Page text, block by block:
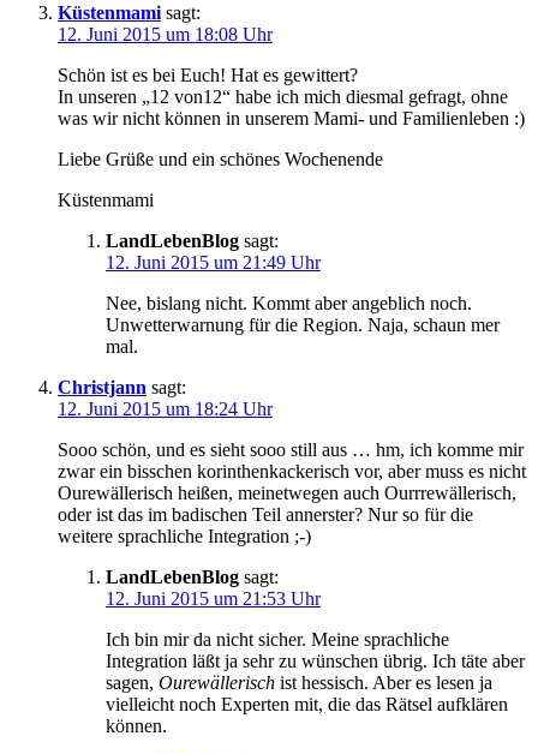
Küstenmami sagt:
12. Juni 2015 um 18:08 Uhr
Schön ist es bei Euch! Hat es gewittert?
In unseren „12 von12“ habe ich mich diesmal gefragt, ohne
was wir nicht können in unserem Mami- und Familienleben :)
Liebe Grüße und ein schönes Wochenende
Küstenmami
LandLebenBlog sagt:
12. Juni 2015 um 21:49 Uhr
Nee, bislang nicht. Kommt aber angeblich noch.
Unwetterwarnung für die Region. Naja, schaun mer
mal.
Christjann sagt:
12. Juni 2015 um 18:24 Uhr
Sooo schön, und es sieht sooo still aus … hm, ich komme mir
zwar ein bisschen korinthenkackerisch vor, aber muss es nicht
Ourewällerisch heißen, meinetwegen auch Ourrrewällerisch,
oder ist das im badischen Teil annerster? Nur so für die
weitere sprachliche Integration ;-)
LandLebenBlog sagt:
12. Juni 2015 um 21:53 Uhr
Ich bin mir da nicht sicher. Meine sprachliche
Integration läßt ja sehr zu wünschen übrig. Ich täte aber
sagen, Ourewällerisch ist hessisch. Aber es lesen ja
vielleicht noch Experten mit, die das Rätsel aufklären
können.